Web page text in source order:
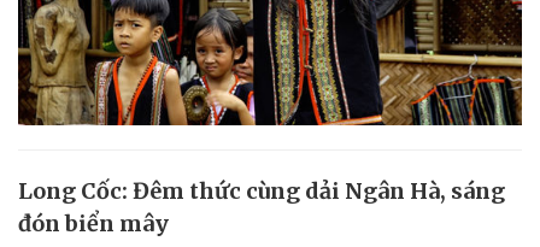
Long Cốc: Đêm thức cùng dải Ngân Hà, sáng
đón biển mây